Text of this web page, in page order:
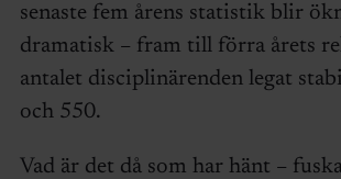
senaste fem årens statistik blir
dramatisk – fram till förra årets
antalet disciplinärenden legat
och 550.
Vad är det då som har hänt –